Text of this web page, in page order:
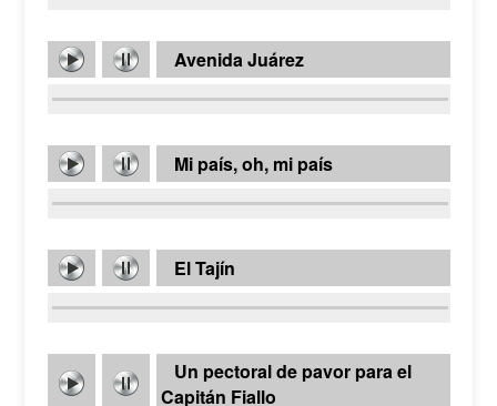
Avenida Juárez
Mi país, oh, mi país
El Tajín
Un pectoral de pavor para el
Capitán Fiallo